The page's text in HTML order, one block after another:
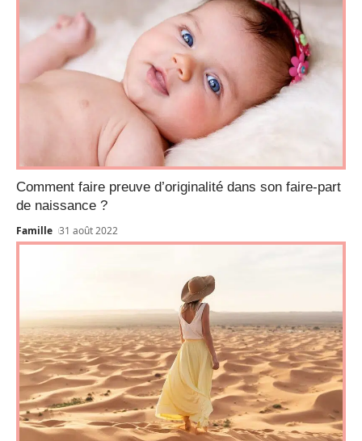
Comment faire preuve d’originalité dans son faire-part
de naissance ?
Famille 31 août 2022